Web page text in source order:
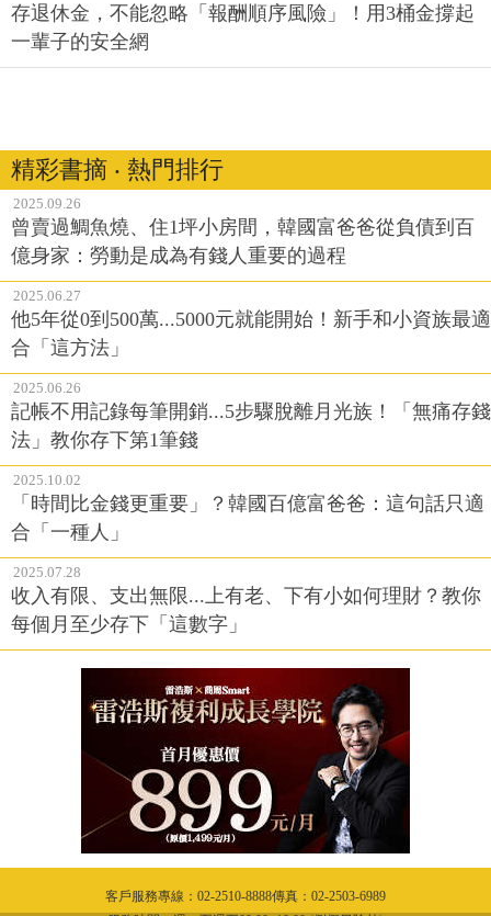
存退休金，不能忽略「報酬順序風險」！用3桶金撐起
一輩子的安全網
精彩書摘 ‧ 熱門排行
2025.09.26
曾賣過鯛魚燒、住1坪小房間，韓國富爸爸從負債到百
億身家：勞動是成為有錢人重要的過程
2025.06.27
他5年從0到500萬...5000元就能開始！新手和小資族最適
合「這方法」
2025.06.26
記帳不用記錄每筆開銷...5步驟脫離月光族！「無痛存錢
法」教你存下第1筆錢
2025.10.02
「時間比金錢更重要」？韓國百億富爸爸：這句話只適
合「一種人」
2025.07.28
收入有限、支出無限...上有老、下有小如何理財？教你
每個月至少存下「這數字」
客戶服務專線：02-2510-8888傳真：02-2503-6989